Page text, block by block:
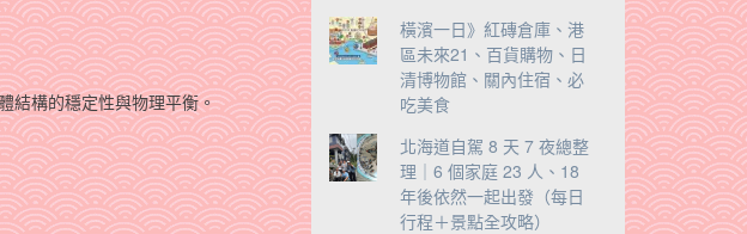
結構的穩定性與物理平衡。
橫濱一日》紅磚倉庫、港
區未來21、百貨購物、日
清博物館、關內住宿、必
吃美食
北海道自駕 8 天 7 夜總整
理｜6 個家庭 23 人、18
年後依然一起出發（每日
行程＋景點全攻略）